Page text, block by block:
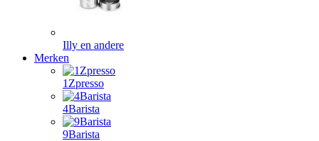
Illy en andere
Merken
1Zpresso
4Barista
9Barista